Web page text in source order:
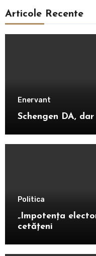
Articole Recente
Enervant
Schengen DA,
Politica
„Impotența
cetățeni